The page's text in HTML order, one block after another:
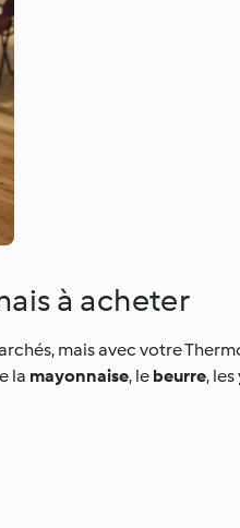
à acheter
mais avec votre
la mayonnaise, le beurre, les